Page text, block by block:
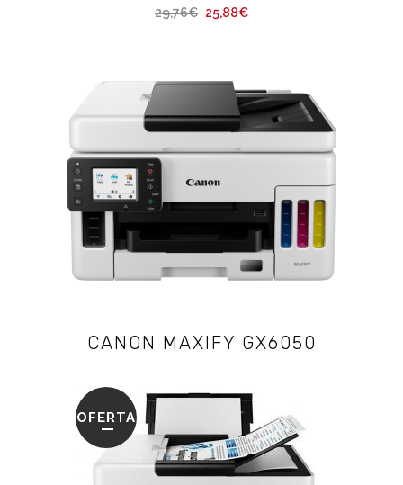
29,76€ 25,88€
CANON MAXIFY GX6050
OFERTA